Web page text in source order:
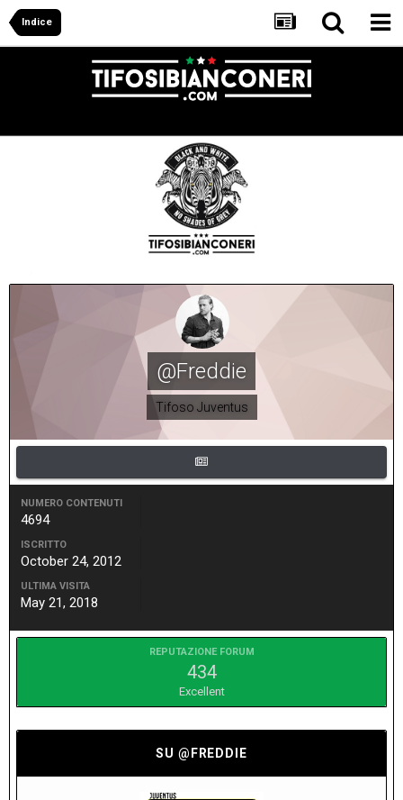
Indice
@Freddie
Tifoso Juventus
NUMERO CONTENUTI
4694
ISCRITTO
October 24, 2012
ULTIMA VISITA
May 21, 2018
REPUTAZIONE FORUM
434
Excellent
SU @FREDDIE